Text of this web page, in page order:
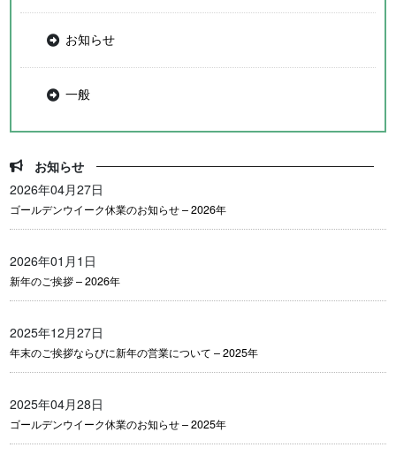
お知らせ
一般
お知らせ
2026年04月27日
ゴールデンウイーク休業のお知らせ – 2026年
2026年01月1日
新年のご挨拶 – 2026年
2025年12月27日
年末のご挨拶ならびに新年の営業について – 2025年
2025年04月28日
ゴールデンウイーク休業のお知らせ – 2025年